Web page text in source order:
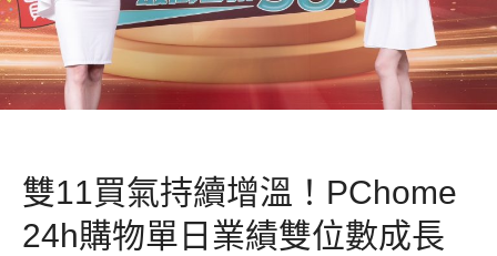
雙11買氣持續增溫！PChome
24h購物單日業績雙位數成長